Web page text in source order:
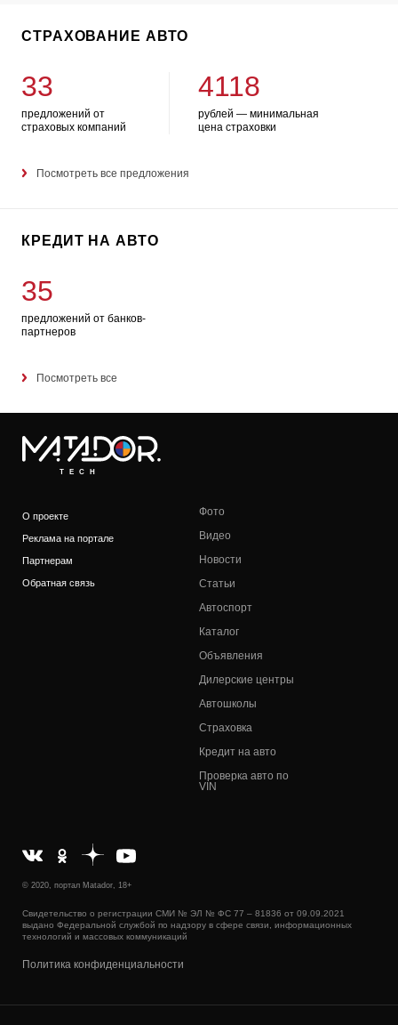
СТРАХОВАНИЕ АВТО
33
предложений от
страховых компаний
4118
рублей — минимальная
цена страховки
Посмотреть все предложения
КРЕДИТ НА АВТО
35
предложений от банков-
партнеров
Посмотреть все
TECH
О проекте
Реклама на портале
Партнерам
Обратная связь
Фото
Видео
Новости
Статьи
Автоспорт
Каталог
Объявления
Дилерские центры
Автошколы
Страховка
Кредит на авто
Проверка авто по
VIN
© 2020, портал Matador, 18+
Свидетельство о регистрации СМИ № ЭЛ № ФС 77 – 81836 от 09.09.2021
выдано Федеральной службой по надзору в сфере связи, информационных
технологий и массовых коммуникаций
Политика конфиденциальности